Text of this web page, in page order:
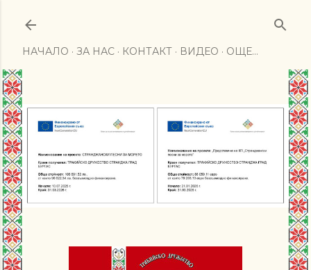
НАЧАЛО ЗА НАС КОНТАКТ ВИДЕО ОЩЕ…